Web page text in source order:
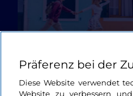
Präferenz bei der
Diese Website verwendet
Website zu verbessern